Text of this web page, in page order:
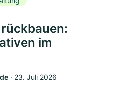
im
‧ 23. Juli 2026